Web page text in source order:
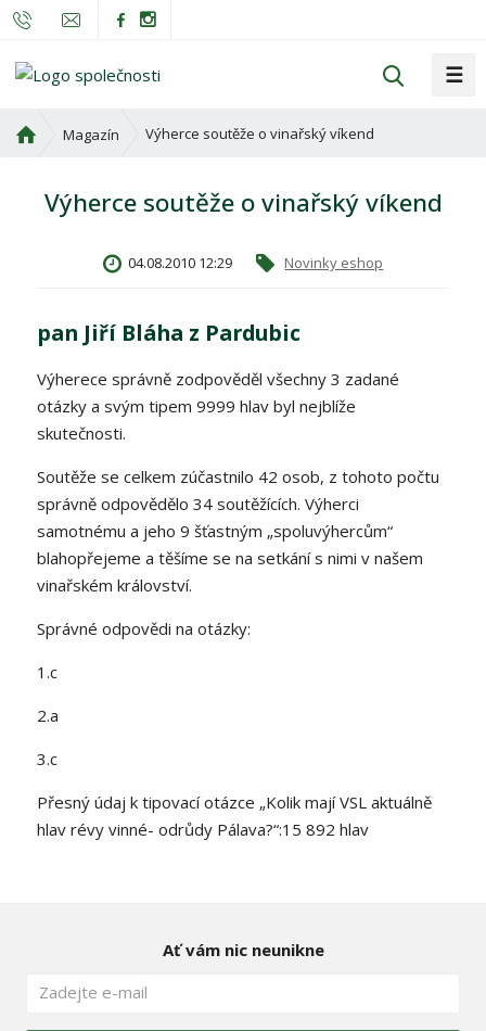
d
☰
v
d
a
n
Magazín Výherce soutěže o vinařský víkend
Výherce soutěže o vinařský víkend
04.08.2010 12:29 Novinky eshop
pan Jiří Bláha z Pardubic
Výherece správně zodpověděl všechny 3 zadané
otázky a svým tipem 9999 hlav byl nejblíže
skutečnosti.
Soutěže se celkem zúčastnilo 42 osob, z tohoto počtu
správně odpovědělo 34 soutěžících. Výherci
samotnému a jeho 9 šťastným „spoluvýhercům“
blahopřejeme a těšíme se na setkání s nimi v našem
vinařském království.
Správné odpovědi na otázky:
1.c
2.a
3.c
Přesný údaj k tipovací otázce „Kolik mají VSL aktuálně
hlav révy vinné- odrůdy Pálava?“:15 892 hlav
Ať vám nic neunikne